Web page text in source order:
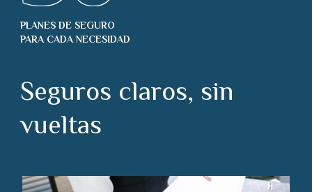
PLANES DE SEGURO
PARA CADA NECESIDAD
Seguros claros, sin
vueltas